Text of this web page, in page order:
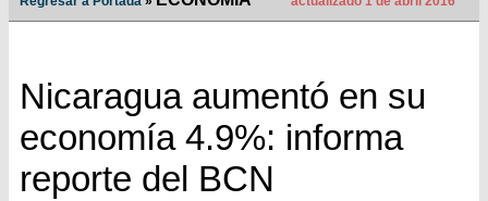
Nicaragua aumentó en su
economía 4.9%: informa
reporte del BCN